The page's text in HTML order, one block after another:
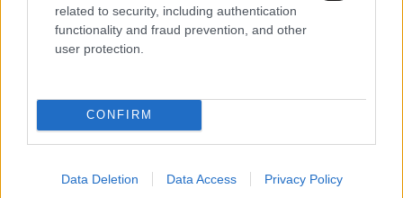
related to security, including authentication
functionality and fraud prevention, and other
user protection.
CONFIRM
Data Deletion Data Access Privacy Policy
ΕΛΛΑΔΑ35 λ. πριν
Παρέμβαση της Αρχής Πολιτικής Αεροπορίας
για το ελικόπτερο που «πάρκαρε» στο
Σαρακήνικο της Μήλου – Τι προβλέπει ο νόμος